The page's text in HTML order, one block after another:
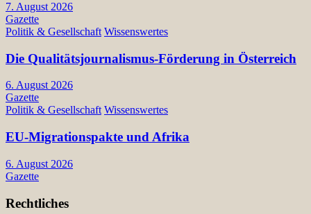
7. August 2026
Gazette
Politik & Gesellschaft Wissenswertes
Die Qualitätsjournalismus-Förderung in Österreich
6. August 2026
Gazette
Politik & Gesellschaft Wissenswertes
EU-Migrationspakte und Afrika
6. August 2026
Gazette
Rechtliches